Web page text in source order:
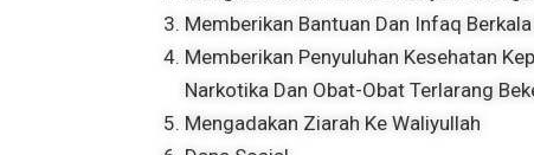
Memberikan Bantuan Dan Infaq
Memberikan Penyuluhan Kesehatan
Narkotika Dan Obat-Obat Terlarang
Mengadakan Ziarah Ke Waliyullah